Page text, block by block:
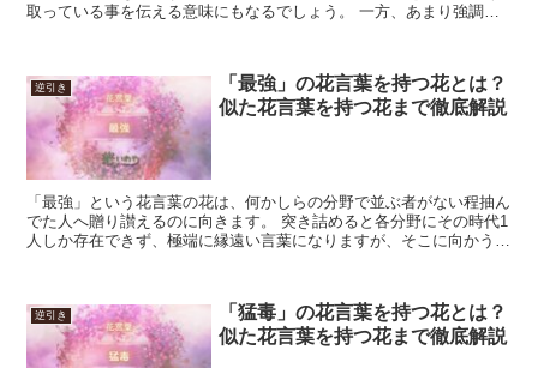
取っている事を伝える意味にもなるでしょう。 一方、あまり強調し
逆引き
「最強」の花言葉を持つ花とは？
似た花言葉を持つ花まで徹底解説
「最強」という花言葉の花は、何かしらの分野で並ぶ者がない程抽ん
でた人へ贈り讃えるのに向きます。 突き詰めると各分野にその時代1
人しか存在できず、極端に縁遠い言葉になりますが、そこに向かう気
逆引き
「猛毒」の花言葉を持つ花とは？
似た花言葉を持つ花まで徹底解説